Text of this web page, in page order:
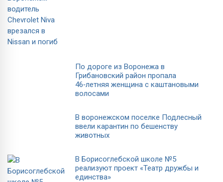
По дороге из Воронежа в
Грибановский район пропала
46‑летняя женщина с каштановыми
волосами
В воронежском поселке Подлесный
ввели карантин по бешенству
животных
В Борисоглебской школе №5
реализуют проект «Театр дружбы и
единства»